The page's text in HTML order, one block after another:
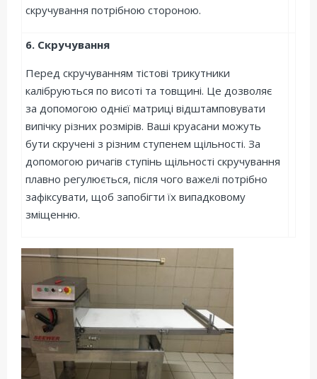
скручування потрібною стороною.
6. Скручування
Перед скручуванням тістові трикутники
калібруються по висоті та товщині. Це дозволяє
за допомогою однієї матриці відштамповувати
випічку різних розмірів. Ваші круасани можуть
бути скручені з різним ступенем щільності. За
допомогою ричагів ступінь щільності скручування
плавно регулюється, після чого важелі потрібно
зафіксувати, щоб запобігти їх випадковому
зміщенню.